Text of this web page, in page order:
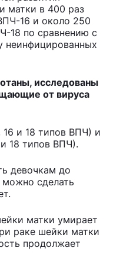
матки в 400 раз
16 и около 250
18 по сравнению с
неинфицированных
исследованы
от вируса
16 и 18 типов ВПЧ) и
18 типов ВПЧ).
девочкам до
сделать
матки умирает
раке шейки матки
продолжает